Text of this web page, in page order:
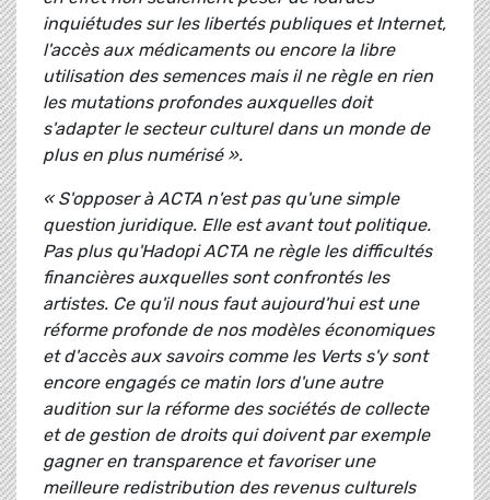
inquiétudes sur les libertés publiques et Internet,
l'accès aux médicaments ou encore la libre
utilisation des semences mais il ne règle en rien
les mutations profondes auxquelles doit
s'adapter le secteur culturel dans un monde de
plus en plus numérisé ».
« S'opposer à ACTA n'est pas qu'une simple
question juridique. Elle est avant tout politique.
Pas plus qu'Hadopi ACTA ne règle les difficultés
financières auxquelles sont confrontés les
artistes. Ce qu'il nous faut aujourd'hui est une
réforme profonde de nos modèles économiques
et d'accès aux savoirs comme les Verts s'y sont
encore engagés ce matin lors d'une autre
audition sur la réforme des sociétés de collecte
et de gestion de droits qui doivent par exemple
gagner en transparence et favoriser une
meilleure redistribution des revenus culturels